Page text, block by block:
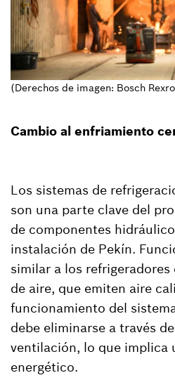
(Derechos de imagen: Bosch
Cambio al enfriamiento
Los sistemas de
son una parte clave del
de componentes
instalación de Pekín.
similar a los
de aire, que emiten aire
funcionamiento del
debe eliminarse a través
ventilación, lo que implica
energético.